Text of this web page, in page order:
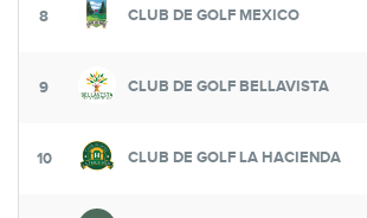
8 CLUB DE GOLF MEXICO
9 CLUB DE GOLF BELLAVISTA
10 CLUB DE GOLF LA HACIENDA